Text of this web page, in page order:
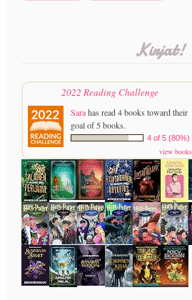
Kirjat!
2022 Reading Challenge
Sarahas read 4 books toward their
goal of 5 books.
4 of 5 (80%)
view books